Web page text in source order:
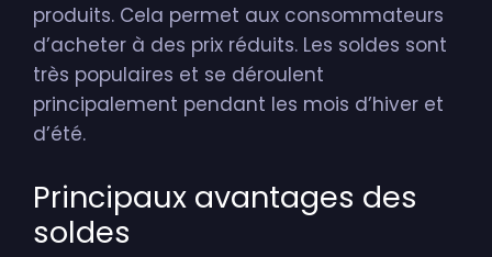
produits. Cela permet aux consommateurs
d’acheter à des prix réduits. Les soldes sont
très populaires et se déroulent
principalement pendant les mois d’hiver et
d’été.
Principaux avantages des
soldes